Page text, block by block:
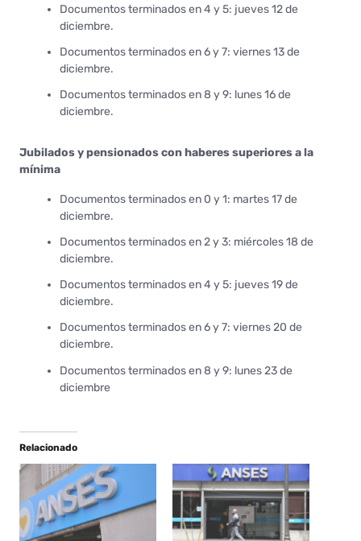
Documentos terminados en 4 y 5: jueves 12 de
diciembre.
Documentos terminados en 6 y 7: viernes 13 de
diciembre.
Documentos terminados en 8 y 9: lunes 16 de
diciembre.
Jubilados y pensionados con haberes superiores a la
mínima
Documentos terminados en 0 y 1: martes 17 de
diciembre.
Documentos terminados en 2 y 3: miércoles 18 de
diciembre.
Documentos terminados en 4 y 5: jueves 19 de
diciembre.
Documentos terminados en 6 y 7: viernes 20 de
diciembre.
Documentos terminados en 8 y 9: lunes 23 de
diciembre
Relacionado